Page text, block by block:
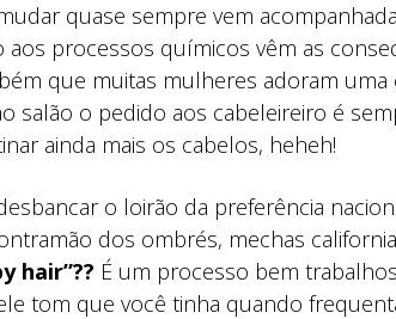
quase sempre vem
processos químicos vêm as
que muitas mulheres adoram uma
salão o pedido aos cabeleireiro é
ainda mais os cabelos, heheh!
o loirão da preferência
dos ombrés, mechas
hair”?? É um processo bem
tom que você tinha quando